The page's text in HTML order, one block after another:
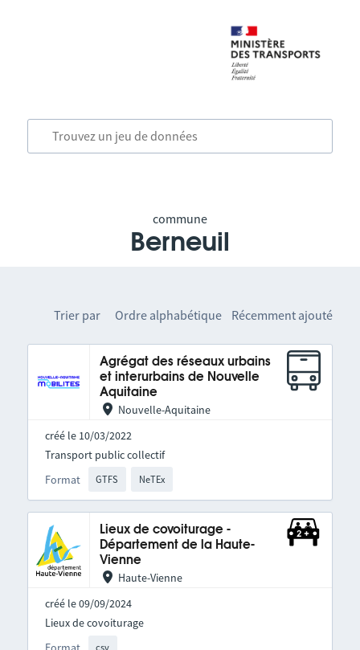
commune
Berneuil
Trier par Ordre alphabétique Récemment ajouté
Agrégat des réseaux urbains
et interurbains de Nouvelle
Aquitaine
Nouvelle-Aquitaine
créé le 10/03/2022
Format GTFS NeTEx
Transport public collectif
Lieux de covoiturage -
Département de la Haute-
Vienne
Haute-Vienne
créé le 09/09/2024
csv
Lieux de covoiturage